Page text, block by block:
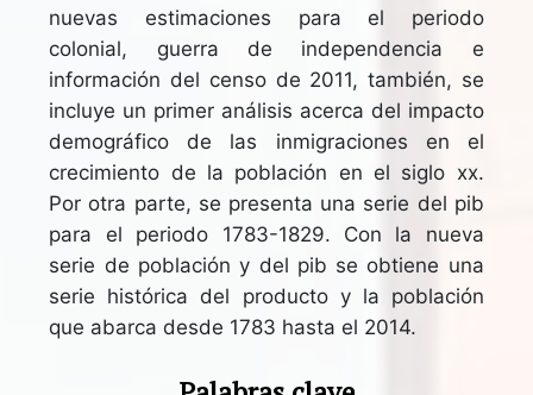
nuevas estimaciones para el periodo
colonial, guerra de independencia e
información del censo de 2011, también, se
incluye un primer análisis acerca del impacto
demográfico de las inmigraciones en el
crecimiento de la población en el siglo xx.
Por otra parte, se presenta una serie del pib
para el periodo 1783-1829. Con la nueva
serie de población y del pib se obtiene una
serie histórica del producto y la población
que abarca desde 1783 hasta el 2014.